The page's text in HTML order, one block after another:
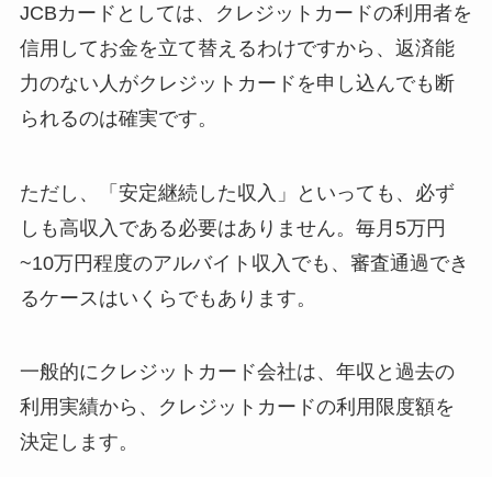
JCBカードとしては、クレジットカードの利用者を
信用してお金を立て替えるわけですから、返済能
力のない人がクレジットカードを申し込んでも断
られるのは確実です。
ただし、「安定継続した収入」といっても、必ず
しも高収入である必要はありません。毎月5万円
~10万円程度のアルバイト収入でも、審査通過でき
るケースはいくらでもあります。
一般的にクレジットカード会社は、年収と過去の
利用実績から、クレジットカードの利用限度額を
決定します。